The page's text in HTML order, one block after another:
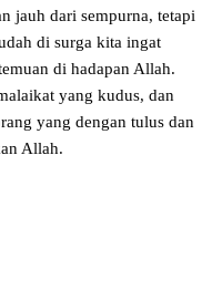
jauh dari sempurna, tetapi
di surga kita ingat
di hadapan Allah.
yang kudus, dan
yang dengan tulus dan
Allah.